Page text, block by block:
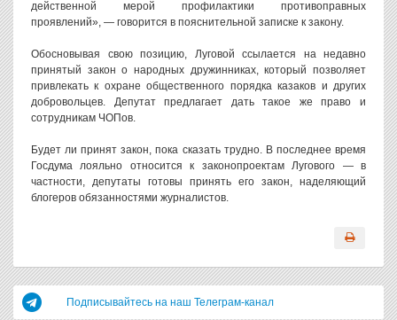
действенной мерой профилактики противоправных
проявлений», — говорится в пояснительной записке к закону.
Обосновывая свою позицию, Луговой ссылается на недавно
принятый закон о народных дружинниках, который позволяет
привлекать к охране общественного порядка казаков и других
добровольцев. Депутат предлагает дать такое же право и
сотрудникам ЧОПов.
Будет ли принят закон, пока сказать трудно. В последнее время
Госдума лояльно относится к законопроектам Лугового — в
частности, депутаты готовы принять его закон, наделяющий
блогеров обязанностями журналистов.
Подписывайтесь на наш Телеграм-канал